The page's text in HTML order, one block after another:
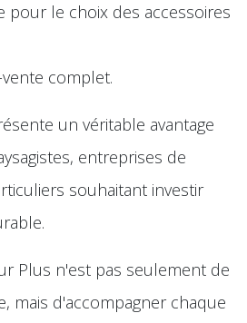
pour le choix des accessoires
complet.
un véritable avantage
entreprises de
souhaitant investir
Plus n'est pas seulement de
mais d'accompagner chaque